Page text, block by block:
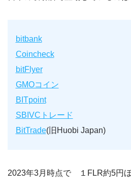
bitbank
Coincheck
bitFlyer
GMOコイン
BITpoint
SBIVCトレード
BitTrade(旧Huobi Japan)
2023年3月時点で １FLR約5円ほ